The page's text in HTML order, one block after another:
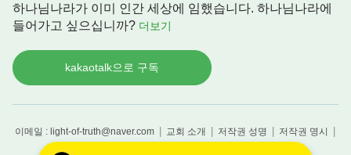
하나님나라가 이미 인간 세상에 임했습니다. 하나님나라에
들어가고 싶으십니까? 더보기
kakaotalk으로 구독
이메일 : light-of-truth@naver.com | 교회 소개 | 저작권 성명 | 저작권 명시 |